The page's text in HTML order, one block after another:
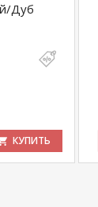
Дуб
КУПИТЬ